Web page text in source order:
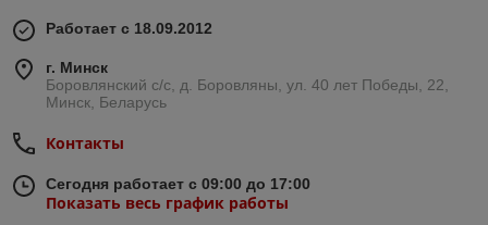
Работает с 18.09.2012
г. Минск
Боровлянский с/с, д. Боровляны, ул. 40 лет Победы, 22,
Минск, Беларусь
Контакты
Сегодня работает с 09:00 до 17:00
Показать весь график работы